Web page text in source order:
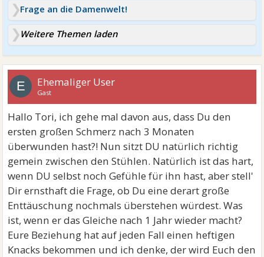
Frage an die Damenwelt!
Weitere Themen laden
E Ehemaliger User
Gast
Hallo Tori, ich gehe mal davon aus, dass Du den
ersten großen Schmerz nach 3 Monaten
überwunden hast?! Nun sitzt DU natürlich richtig
gemein zwischen den Stühlen. Natürlich ist das hart,
wenn DU selbst noch Gefühle für ihn hast, aber stell'
Dir ernsthaft die Frage, ob Du eine derart große
Enttäuschung nochmals überstehen würdest. Was
ist, wenn er das Gleiche nach 1 Jahr wieder macht?
Eure Beziehung hat auf jeden Fall einen heftigen
Knacks bekommen und ich denke, der wird Euch den